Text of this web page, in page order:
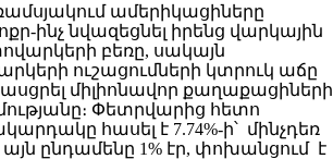
ամերիկացիները
ինչ նվազեցնել իրենց վարկային
բեռը, սակայն
ուշացումների կտրուկ աճը
միլիոնավոր քաղաքացիների
Փետրվարից հետո
հասել է 7.74%-ի՝ մինչդեռ
ընդամենը 1% էր, փոխանցում է